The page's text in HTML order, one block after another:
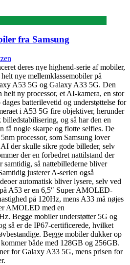
fra Samsung
deres nye highend-serie af mobiler,
nye mellemklassemobiler på
A53 5G og Galaxy A33 5G. Den
helt ny processor, et AI-kamera, en stor
batterilevetid og understøttelse for
i A53 5G fire objektiver, herunder
og så har den en
få nogle skarpe og flotte selfies. De
processor, som Samsung lover
der skulle sikre gode billeder, selv
der en forbedret nattilstand der
så nattebillederne bliver
justerer A-serien også
automatisk bliver lysere, selv ved
A53 er en 6,5″ Super AMOLED-
på 120Hz, mens A33 må nøjes
AMOLED med en
Begge mobiler understøtter 5G og
så er de IP67-certificerede, hvilket
Begge mobiler dukker op
både med 128GB og 256GB.
for Galaxy A33 5G, mens prisen for